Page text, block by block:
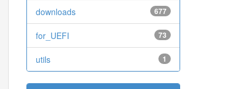
677
downloads
73
for_UEFI
1
utils